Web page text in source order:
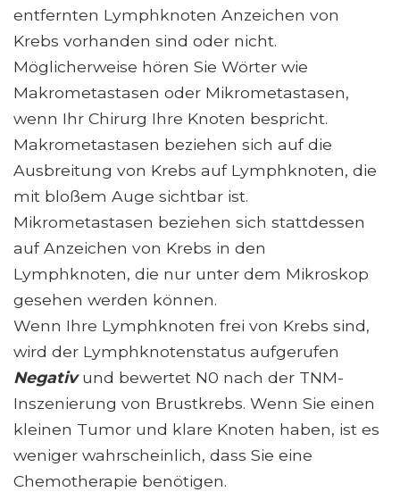
entfernten Lymphknoten Anzeichen von
Krebs vorhanden sind oder nicht.
Möglicherweise hören Sie Wörter wie
Makrometastasen oder Mikrometastasen,
wenn Ihr Chirurg Ihre Knoten bespricht.
Makrometastasen beziehen sich auf die
Ausbreitung von Krebs auf Lymphknoten, die
mit bloßem Auge sichtbar ist.
Mikrometastasen beziehen sich stattdessen
auf Anzeichen von Krebs in den
Lymphknoten, die nur unter dem Mikroskop
gesehen werden können.
Wenn Ihre Lymphknoten frei von Krebs sind,
wird der Lymphknotenstatus aufgerufen
Negativund bewertet N0 nach der TNM-
Inszenierung von Brustkrebs. Wenn Sie einen
kleinen Tumor und klare Knoten haben, ist es
weniger wahrscheinlich, dass Sie eine
Chemotherapie benötigen.